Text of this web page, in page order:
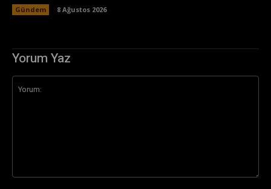
Gündem 8 Ağustos 2026
Yorum Yaz